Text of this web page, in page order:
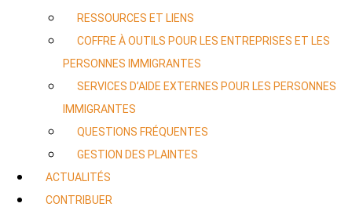
RESSOURCES ET LIENS
COFFRE À OUTILS POUR LES ENTREPRISES ET LES
PERSONNES IMMIGRANTES
SERVICES D’AIDE EXTERNES POUR LES PERSONNES
IMMIGRANTES
QUESTIONS FRÉQUENTES
GESTION DES PLAINTES
ACTUALITÉS
CONTRIBUER